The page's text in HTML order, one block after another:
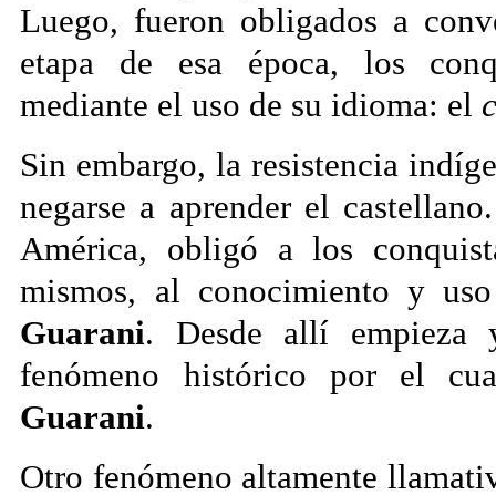
Luego, fueron obligados a
etapa de esa época, los
mediante el uso de su idioma: el
Sin embargo, la resistencia
negarse a aprender el
América, obligó a los
mismos, al conocimiento y
Guarani. Desde allí empieza
fenómeno histórico por el
Guarani.
Otro fenómeno altamente